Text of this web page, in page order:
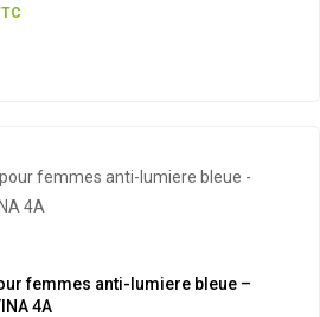
femmes anti-lumiere bleue –
4A